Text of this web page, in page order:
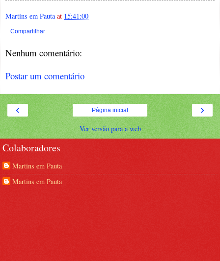
Martins em Pauta at 15:41:00
Compartilhar
Nenhum comentário:
Postar um comentário
‹ ›
Página inicial
Ver versão para a web
Colaboradores
Martins em Pauta
Martins em Pauta